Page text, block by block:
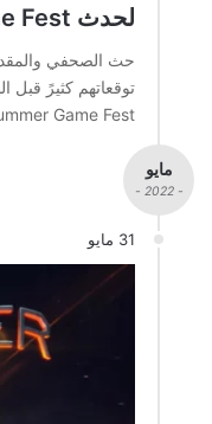
لحدث Summer Game Fest كثيراً
حث الصحفي
توقعاتهم كثيرً قبل
Game Fest…
مايو
- 2022 -
31 مايو